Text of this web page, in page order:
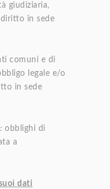
giudiziaria,
in sede
comuni e di
legale e/o
in sede
obblighi di
a
dati